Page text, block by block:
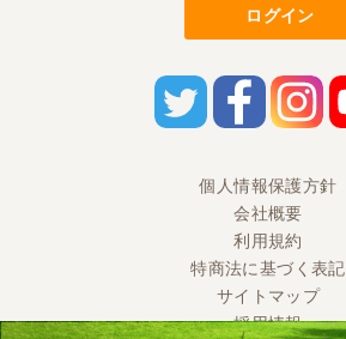
ログイン
個人情報保護方針
会社概要
利用規約
特商法に基づく表記
サイトマップ
採用情報